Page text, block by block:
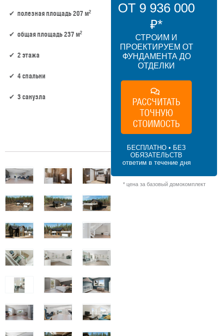
полезная площадь 207 м2
общая площадь 237 м2
2 этажа
4 спальни
3 санузла
ОТ 9 936 000
₽*
СТРОИМ И
ПРОЕКТИРУЕМ ОТ
ФУНДАМЕНТА ДО
ОТДЕЛКИ
РАССЧИТАТЬ
ТОЧНУЮ
СТОИМОСТЬ
БЕСПЛАТНО • БЕЗ
ОБЯЗАТЕЛЬСТВ
ответим в течение дня
* цена за базовый домокомплект